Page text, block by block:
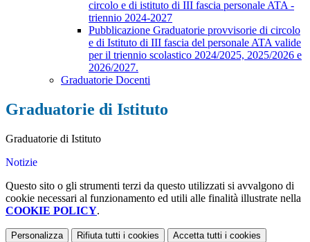
circolo e di istituto di III fascia personale ATA -
triennio 2024-2027
Pubblicazione Graduatorie provvisorie di circolo
e di Istituto di III fascia del personale ATA valide
per il triennio scolastico 2024/2025, 2025/2026 e
2026/2027.
Graduatorie Docenti
Graduatorie di Istituto
Graduatorie di Istituto
Notizie
Questo sito o gli strumenti terzi da questo utilizzati si avvalgono di
cookie necessari al funzionamento ed utili alle finalità illustrate nella
COOKIE POLICY.
Personalizza Rifiuta tutti i cookies Accetta tutti i cookies